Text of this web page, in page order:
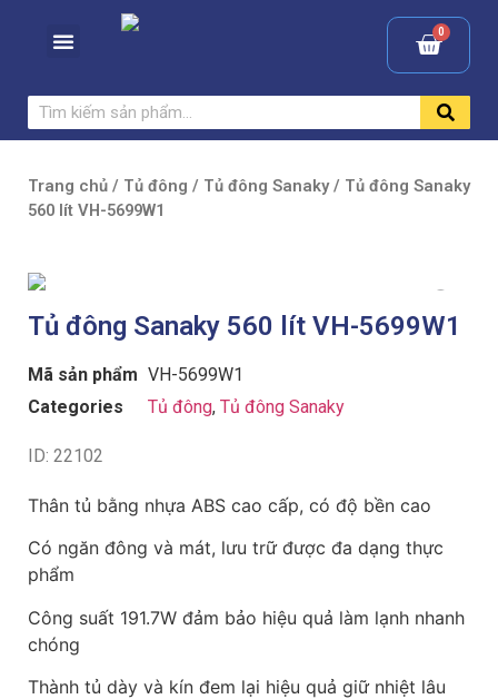
Trang chủ / Tủ đông / Tủ đông Sanaky/ Tủ đông Sanaky
560 lít VH-5699W1
Tủ đông Sanaky 560 lít VH-5699W1
Mã sản phẩm VH-5699W1
Categories
Tủ đông, Tủ đông Sanaky
ID: 22102
Thân tủ bằng nhựa ABS cao cấp, có độ bền cao
Có ngăn đông và mát, lưu trữ được đa dạng thực
phẩm
Công suất 191.7W đảm bảo hiệu quả làm lạnh nhanh
chóng
Thành tủ dày và kín đem lại hiệu quả giữ nhiệt lâu